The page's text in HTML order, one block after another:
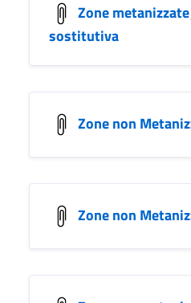
Zone
sostitutiva
Zone non
Zone non